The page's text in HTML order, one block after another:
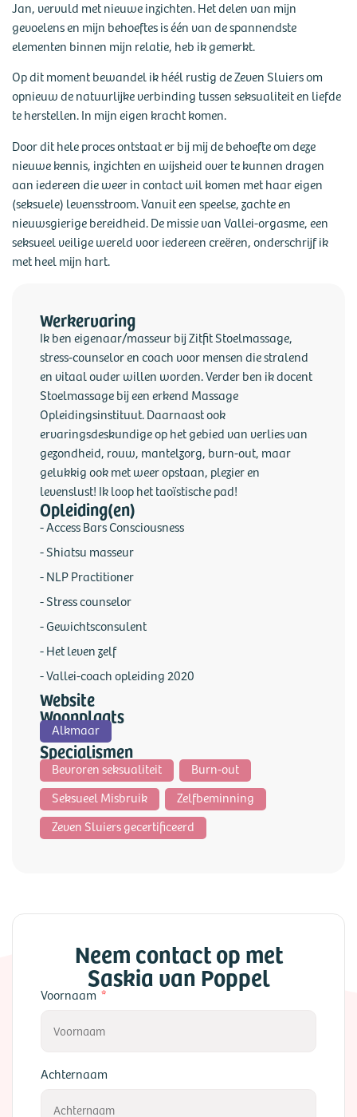
Jan, vervuld met nieuwe inzichten. Het delen van mijn
gevoelens en mijn behoeftes is één van de spannendste
elementen binnen mijn relatie, heb ik gemerkt.
Op dit moment bewandel ik héél rustig de Zeven Sluiers om
opnieuw de natuurlijke verbinding tussen seksualiteit en liefde
te herstellen. In mijn eigen kracht komen.
Door dit hele proces ontstaat er bij mij de behoefte om deze
nieuwe kennis, inzichten en wijsheid over te kunnen dragen
aan iedereen die weer in contact wil komen met haar eigen
(seksuele) levensstroom. Vanuit een speelse, zachte en
nieuwsgierige bereidheid. De missie van Vallei-orgasme, een
seksueel veilige wereld voor iedereen creëren, onderschrijf ik
met heel mijn hart.
Werkervaring
Ik ben eigenaar/masseur bij Zitfit Stoelmassage,
stress-counselor en coach voor mensen die stralend
en vitaal ouder willen worden. Verder ben ik docent
Stoelmassage bij een erkend Massage
Opleidingsinstituut. Daarnaast ook
ervaringsdeskundige op het gebied van verlies van
gezondheid, rouw, mantelzorg, burn-out, maar
gelukkig ook met weer opstaan, plezier en
levenslust! Ik loop het taoïstische pad!
Opleiding(en)
- Access Bars Consciousness
- Shiatsu masseur
- NLP Practitioner
- Stress counselor
- Gewichtsconsulent
- Het leven zelf
- Vallei-coach opleiding 2020
Website
Woonplaats
Alkmaar
Specialismen
Bevroren seksualiteit
Burn-out
Seksueel Misbruik
Zelfbeminning
Zeven Sluiers gecertificeerd
Neem contact op met
Saskia van Poppel
Voornaam
Achternaam